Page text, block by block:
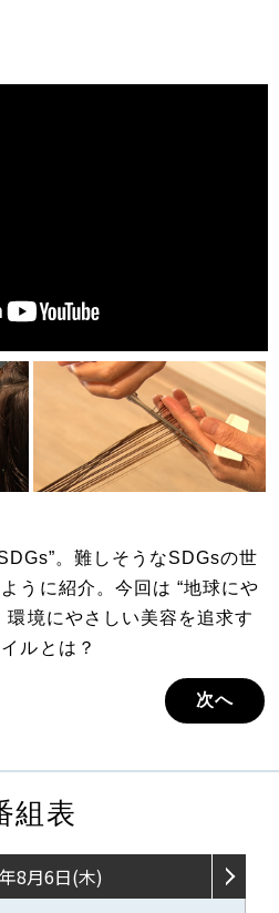
。難しそうなSDGsの世
うに紹介。今回は “地球にや
環境にやさしい美容を追求す
ルとは？
次へ
組表